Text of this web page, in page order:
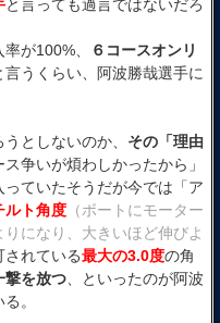
と言っても過言ではないだろ
が100%、
６コースオンリ
うくらい、阿波勝哉選手に
としないのか、 その「理由
争いが煩わしかったから」
ていたそうだが今では「ア
ルト角度 （ボートにモーター
になり、大きいほど伸びよ
れている最大の3.0度の角
撃を放つ、といったのが阿波
。